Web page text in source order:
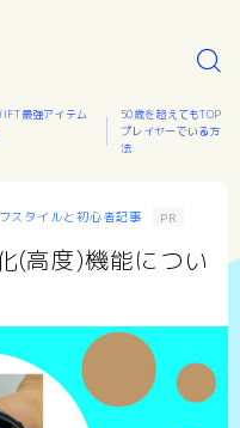
最強アイテム
50歳を超えてもTOP
プレイヤーでいる方
法
スタイルと初心者記事 PR
(高度)機能につい